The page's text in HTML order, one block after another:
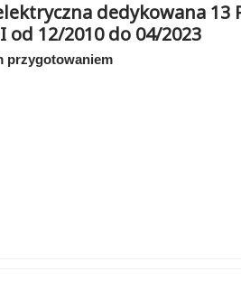
dedykowana 13
od 12/2010 do 04/2023
przygotowaniem